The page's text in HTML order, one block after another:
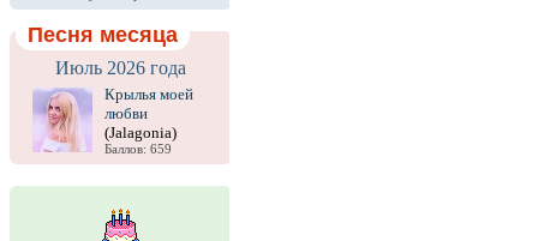
Песня месяца
Июль 2026 года
Крылья моей
любви
(Jalagonia)
Баллов: 659